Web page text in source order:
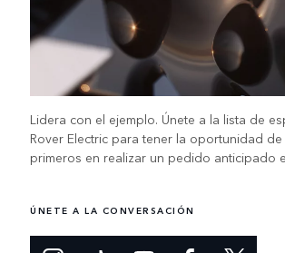
Lidera con el ejemplo. Únete a la lista de
Rover Electric para tener la oportunidad
primeros en realizar un pedido anticipado
ÚNETE A LA CONVERSACIÓN